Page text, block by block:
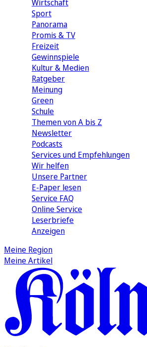
Wirtschaft
Sport
Panorama
Promis & TV
Freizeit
Gewinnspiele
Kultur & Medien
Ratgeber
Meinung
Green
Schule
Themen von A bis Z
Newsletter
Podcasts
Services und Empfehlungen
Wir helfen
Unsere Partner
E-Paper lesen
Service FAQ
Online Service
Leserbriefe
Anzeigen
Meine Region
Meine Artikel